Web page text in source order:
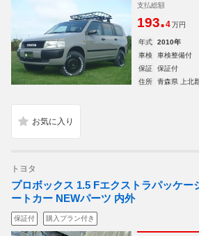
支払総額
193.4 万円
年式 2010年
車検
車検整備付
保証
保証付
住所
青森県 上北
トヨタ
プロボックス 1.5 Fエクストラパッケー
ートカー NEWパーツ 内外
保証付 購入プラン付き